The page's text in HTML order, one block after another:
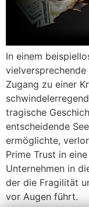
In einem
Zugang zu einer
tragische
entscheidende
ermöglichte,
Prime Trust in
Unternehmen in
der die Fragilität
vor Augen führt.